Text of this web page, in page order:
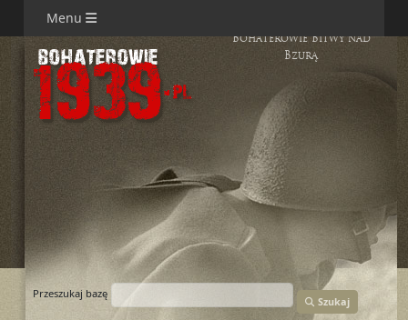
Menu
Bohaterowie Bitwy nad
Bzurą
Przeszukaj bazę
Szukaj